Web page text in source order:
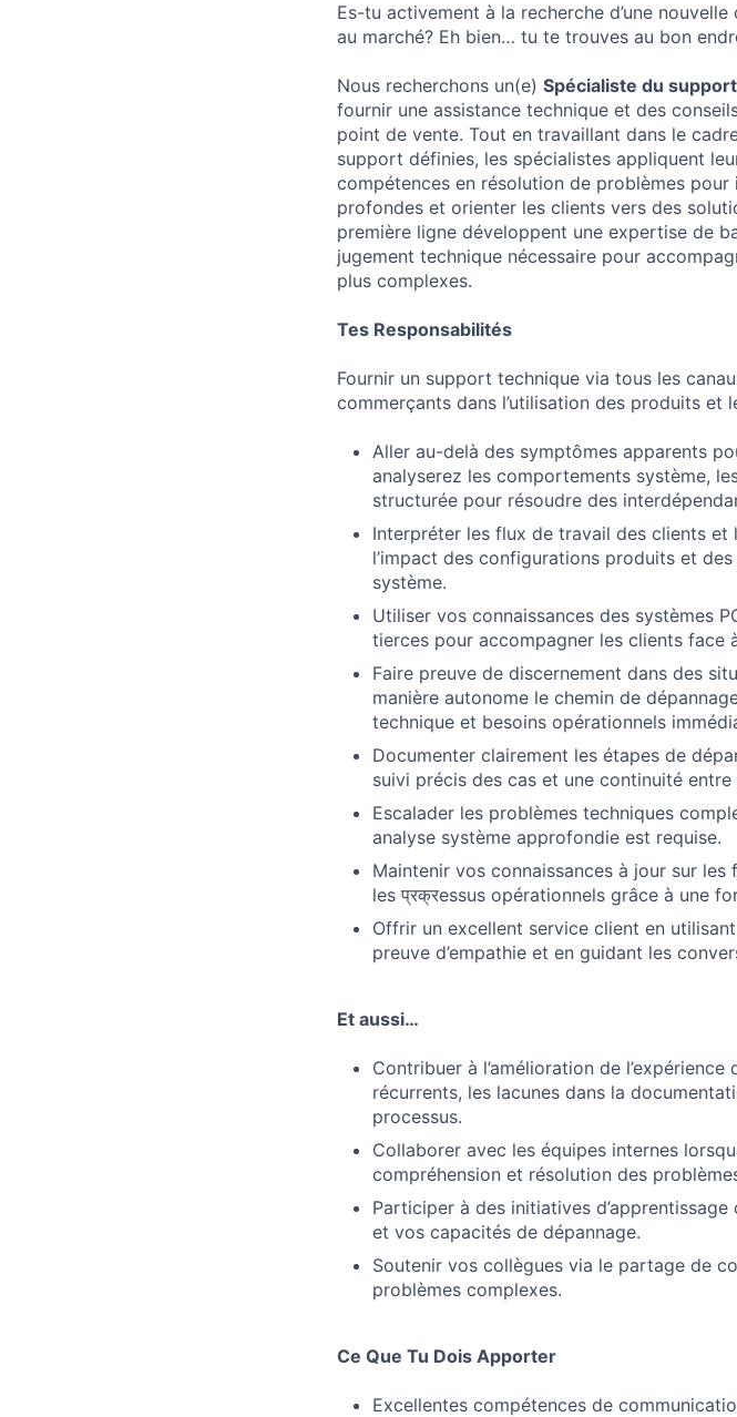
Es-tu activement à la recherche d’une
au marché? Eh bien… tu te trouves au bon
Nous recherchons un(e) Spécialiste du support
fournir une assistance technique et des
point de vente. Tout en travaillant dans le
support définies, les spécialistes appliquent
compétences en résolution de problèmes
profondes et orienter les clients vers des
première ligne développent une expertise de
jugement technique nécessaire pour
plus complexes.
Tes Responsabilités
Fournir un support technique via tous les
commerçants dans l’utilisation des produits et
Aller au-delà des symptômes apparents
analyserez les comportements système,
structurée pour résoudre des
Interpréter les flux de travail des clients et
l’impact des configurations produits et
système.
Utiliser vos connaissances des systèmes
tierces pour accompagner les clients face
Faire preuve de discernement dans des
manière autonome le chemin de
technique et besoins opérationnels
Documenter clairement les étapes de
suivi précis des cas et une continuité entre
Escalader les problèmes techniques
analyse système approfondie est requise.
Maintenir vos connaissances à jour sur
les प्रक्रessus opérationnels grâce à une
Offrir un excellent service client en
preuve d’empathie et en guidant les
Et aussi…
Contribuer à l’amélioration de
récurrents, les lacunes dans la
processus.
Collaborer avec les équipes internes
compréhension et résolution des
Participer à des initiatives
et vos capacités de dépannage.
Soutenir vos collègues via le partage de
problèmes complexes.
Ce Que Tu Dois Apporter
Excellentes compétences de